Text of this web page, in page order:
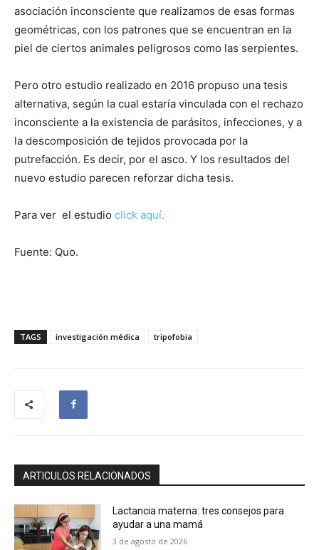
asociación inconsciente que realizamos de esas formas
geométricas, con los patrones que se encuentran en la
piel de ciertos animales peligrosos como las serpientes.
Pero otro estudio realizado en 2016 propuso una tesis
alternativa, según la cual estaría vinculada con el rechazo
inconsciente a la existencia de parásitos, infecciones, y a
la descomposición de tejidos provocada por la
putrefacción. Es decir, por el asco. Y los resultados del
nuevo estudio parecen reforzar dicha tesis.
Para ver el estudio click aquí.
Fuente: Quo.
TAGS investigación médica tripofobia
ARTICULOS RELACIONADOS
Lactancia materna: tres consejos para
ayudar a una mamá
3 de agosto de 2026